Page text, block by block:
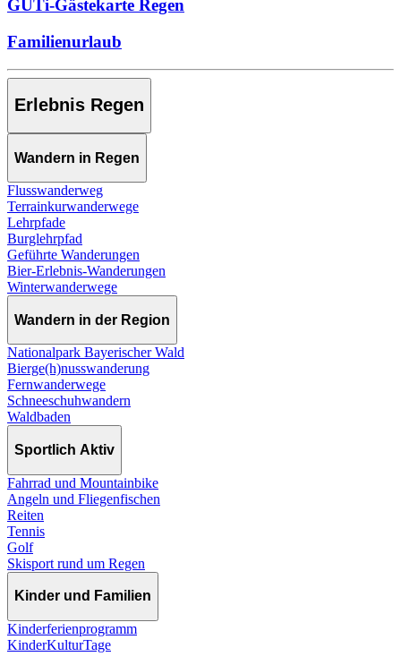
GUTi-Gästekarte Regen
Familienurlaub
Erlebnis Regen
Wandern in Regen
Flusswanderweg
Terrainkurwanderwege
Lehrpfade
Burglehrpfad
Geführte Wanderungen
Bier-Erlebnis-Wanderungen
Winterwanderwege
Wandern in der Region
Nationalpark Bayerischer Wald
Bierge(h)nusswanderung
Fernwanderwege
Schneeschuhwandern
Waldbaden
Sportlich Aktiv
Fahrrad und Mountainbike
Angeln und Fliegenfischen
Reiten
Tennis
Golf
Skisport rund um Regen
Kinder und Familien
Kinderferienprogramm
KinderKulturTage